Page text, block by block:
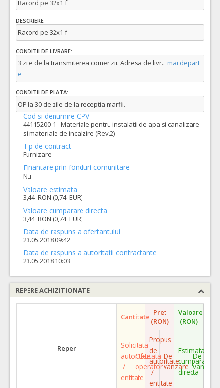
Racord pe 32x1 f
DESCRIERE
Racord pe 32x1 f
CONDITII DE LIVRARE:
3 zile de la transmiterea comenzii. Adresa de livr... mai depart
e
CONDITII DE PLATA:
OP la 30 de zile de la receptia marfii.
Cod si denumire CPV
44115200-1 - Materiale pentru instalatii de apa si canalizare
si materiale de incalzire (Rev.2)
Tip de contract
Furnizare
Finantare prin fonduri comunitare
Nu
Valoare estimata
3,44 RON (0,74 EUR)
Valoare cumparare directa
3,44 RON (0,74 EUR)
Data de raspuns a ofertantului
23.05.2018 09:42
Data de raspuns a autoritatii contractante
23.05.2018 10:03
REPERE ACHIZITIONATE
Reper
Cantitate Pret
(RON)
Valoare
(RON)
Solicitata
autoritate
/
entitate
Ofertata
operator
Propus
de
autoritate
/
entitate
De
vanzare
Estimata
cumparare
directa
De
vanzare